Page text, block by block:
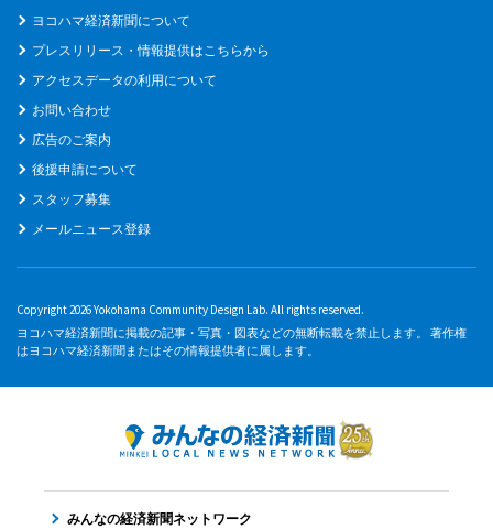
ヨコハマ経済新聞について
プレスリリース・情報提供はこちらから
アクセスデータの利用について
お問い合わせ
広告のご案内
後援申請について
スタッフ募集
メールニュース登録
Copyright 2026 Yokohama Community Design Lab. All rights reserved.
ヨコハマ経済新聞に掲載の記事・写真・図表などの無断転載を禁止します。 著作権
はヨコハマ経済新聞またはその情報提供者に属します。
みんなの経済新聞ネットワーク